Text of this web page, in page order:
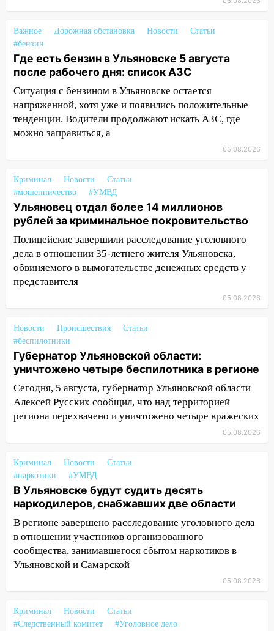
20:06
В Ишеевке 24-летний мужчина
ударил знакомого ножом в грудь
19:39 В Ульяновске открылась выставка
к 100-летию художника Владимира
Зинина
19:10 Прогноз погоды в Ульяновской
области на 4 августа
На трассе Казань — Ульяновск
18:32 В Ульяновской области на
обновление водоснабжения направят
490 млн рублей
17:36 Прокуратура заставила
предприятие в Павловском районе
погасить долг за электричество
17:26 В парке «Прибрежный» девушка
17:04
На Ульяновскую область
надвигается опасная непогода: крупный
град и шквал до 25 м/с
16:00 На перекрёстке Гая,
Локомотивной и Варейкиса изменилась
схема движения
15:57 Мобильная поликлиника приедет
15:54 В Барышском районе опасную
детскую площадку привели в порядок
15:48 На Димитровградском шоссе
загорелся полигон промышленных
отходов
15:36
В Ульяновской области собрали
более 556 тысяч тонн зерна
и отдала мошенникам более 5,2 млн
рублей
Важное Дорожная обстановка Новости
Статьи
#бензин
Где есть бензин в Ульяновске 5 августа
после рабочего дня: список АЗС
Ситуация с бензином в Ульяновске остается
напряженной, хотя уже и появились положительные
тенденции. Водители продолжают искать АЗС, где
можно заправиться, а
05.08.2026
Криминал Новости
Статьи
#мошенничество
#УМВД
Ульяновец отдал более 14 миллионов
рублей за криминальное покровительство
Полицейские завершили расследование уголовного
дела в отношении 35-летнего жителя Ульяновска,
обвиняемого в вымогательстве денежных средств у
представителя
05.08.2026
Новости Происшествия
Статьи
#беспилотники
Губернатор Ульяновской области:
уничтожено четыре беспилотника в регионе
Сегодня, 5 августа, губернатор Ульяновской области
Алексей Русских сообщил, что над территорией
региона перехвачено и уничтожено четыре вражеских
05.08.2026
Криминал Новости
Статьи
#наркотики
#УМВД
В Ульяновске будут судить десять
наркодилеров, снабжавших две области
В регионе завершено расследование уголовного дела
в отношении участников организованного
сообщества, занимавшегося сбытом наркотиков в
Ульяновской и Самарской
05.08.2026
Криминал Новости
Статьи
#Следственный комитет
#Уголовное дело